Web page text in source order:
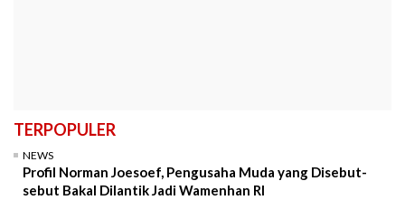
TERPOPULER
NEWS
Profil Norman Joesoef, Pengusaha Muda yang Disebut-
sebut Bakal Dilantik Jadi Wamenhan RI